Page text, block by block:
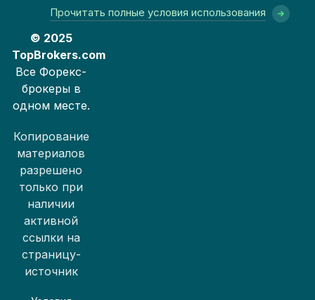
Прочитать полные условия использования
© 2025
TopBrokers.com
Все Форекс-
брокеры в
одном месте.
Копирование
материалов
разрешено
только при
наличии
активной
ссылки на
страницу-
источник